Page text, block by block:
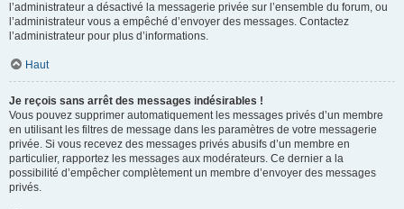
l’administrateur a désactivé la messagerie privée sur l’ensemble du forum, ou
l’administrateur vous a empêché d’envoyer des messages. Contactez
l’administrateur pour plus d’informations.
Haut
Je reçois sans arrêt des messages indésirables !
Vous pouvez supprimer automatiquement les messages privés d’un membre
en utilisant les filtres de message dans les paramètres de votre messagerie
privée. Si vous recevez des messages privés abusifs d’un membre en
particulier, rapportez les messages aux modérateurs. Ce dernier a la
possibilité d’empêcher complètement un membre d’envoyer des messages
privés.